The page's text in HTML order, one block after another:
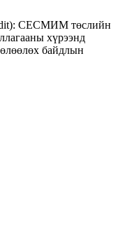
СЕСМИМ төслийн
хүрээнд
байдлын